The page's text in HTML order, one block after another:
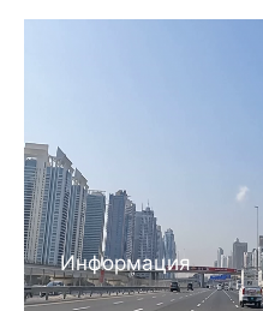
Информация